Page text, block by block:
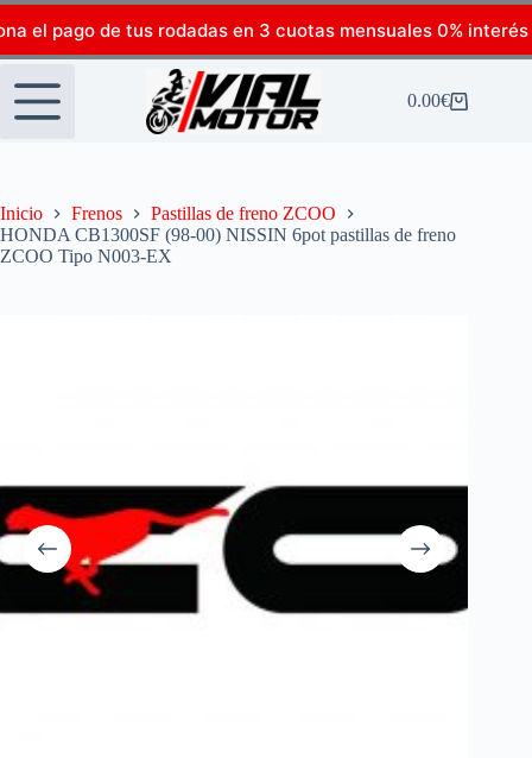
el pago de tus rodadas en 3 cuotas mensuales 0% interés
0.00€
Inicio Frenos
Pastillas de freno ZCOO
HONDA CB1300SF (98-00) NISSIN 6pot pastillas de freno
ZCOO Tipo N003-EX